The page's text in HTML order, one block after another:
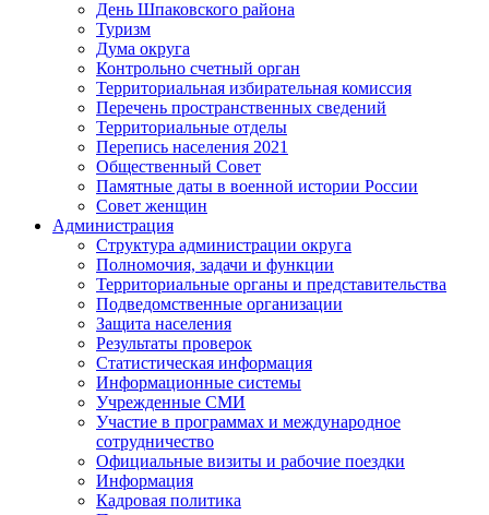
День Шпаковского района
Туризм
Дума округа
Контрольно счетный орган
Территориальная избирательная комиссия
Перечень пространственных сведений
Территориальные отделы
Перепись населения 2021
Общественный Совет
Памятные даты в военной истории России
Совет женщин
Администрация
Структура администрации округа
Полномочия, задачи и функции
Территориальные органы и представительства
Подведомственные организации
Защита населения
Результаты проверок
Статистическая информация
Информационные системы
Учрежденные СМИ
Участие в программах и международное
сотрудничество
Официальные визиты и рабочие поездки
Информация
Кадровая политика